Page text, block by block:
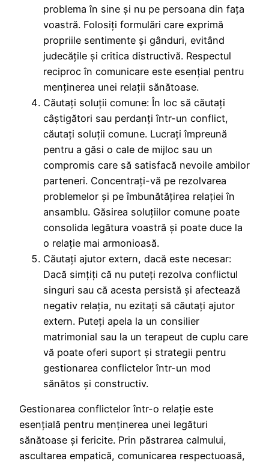
problema în sine și nu pe persoana din fața
voastră. Folosiți formulări care exprimă
propriile sentimente și gânduri, evitând
judecățile și critica distructivă. Respectul
reciproc în comunicare este esențial pentru
menținerea unei relații sănătoase.
Căutați soluții comune: În loc să căutați
câștigători sau perdanți într-un conflict,
căutați soluții comune. Lucrați împreună
pentru a găsi o cale de mijloc sau un
compromis care să satisfacă nevoile ambilor
parteneri. Concentrați-vă pe rezolvarea
problemelor și pe îmbunătățirea relației în
ansamblu. Găsirea soluțiilor comune poate
consolida legătura voastră și poate duce la
o relație mai armonioasă.
Căutați ajutor extern, dacă este necesar:
Dacă simțiți că nu puteți rezolva conflictul
singuri sau că acesta persistă și afectează
negativ relația, nu ezitați să căutați ajutor
extern. Puteți apela la un consilier
matrimonial sau la un terapeut de cuplu care
vă poate oferi suport și strategii pentru
gestionarea conflictelor într-un mod
sănătos și constructiv.
Gestionarea conflictelor într-o relație este
esențială pentru menținerea unei legături
sănătoase și fericite. Prin păstrarea calmului,
ascultarea empatică, comunicarea respectuoasă,